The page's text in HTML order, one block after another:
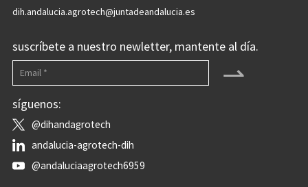
dih.andalucia.agrotech@juntadeandalucia.es
suscríbete a nuestro newletter, mantente al día.
⇀
síguenos:
@dihandagrotech
andalucia-agrotech-dih
@andaluciaagrotech6959